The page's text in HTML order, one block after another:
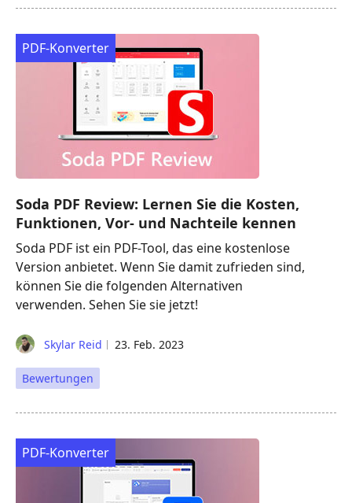
PDF-Konverter
Soda PDF Review: Lernen Sie die Kosten,
Funktionen, Vor- und Nachteile kennen
Soda PDF ist ein PDF-Tool, das eine kostenlose
Version anbietet. Wenn Sie damit zufrieden sind,
können Sie die folgenden Alternativen
verwenden. Sehen Sie sie jetzt!
Skylar Reid 23. Feb. 2023
Bewertungen
PDF-Konverter